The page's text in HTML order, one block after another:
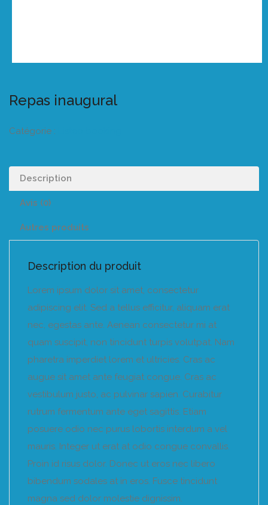
Repas inaugural
Catégorie :
Description
Avis (0)
Autres produits
Description du produit
Lorem ipsum dolor sit amet, consectetur
adipiscing elit. Sed a tellus efficitur, aliquam erat
nec, egestas ante. Aenean consectetur mi at
quam suscipit, non tincidunt turpis volutpat. Nam
pharetra imperdiet lorem et ultricies. Cras ac
augue sit amet ante feugiat congue. Cras ac
vestibulum justo, ac pulvinar sapien. Curabitur
rutrum fermentum ante eget sagittis. Etiam
posuere odio nec purus lobortis interdum a vel
mauris. Integer ut erat at odio congue convallis.
Proin id risus dolor. Donec ut eros nec libero
bibendum sodales at in eros. Fusce tincidunt
magna sed dolor molestie dignissim.